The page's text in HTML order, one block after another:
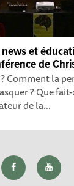
et
de
Comment la
? Que
de la...